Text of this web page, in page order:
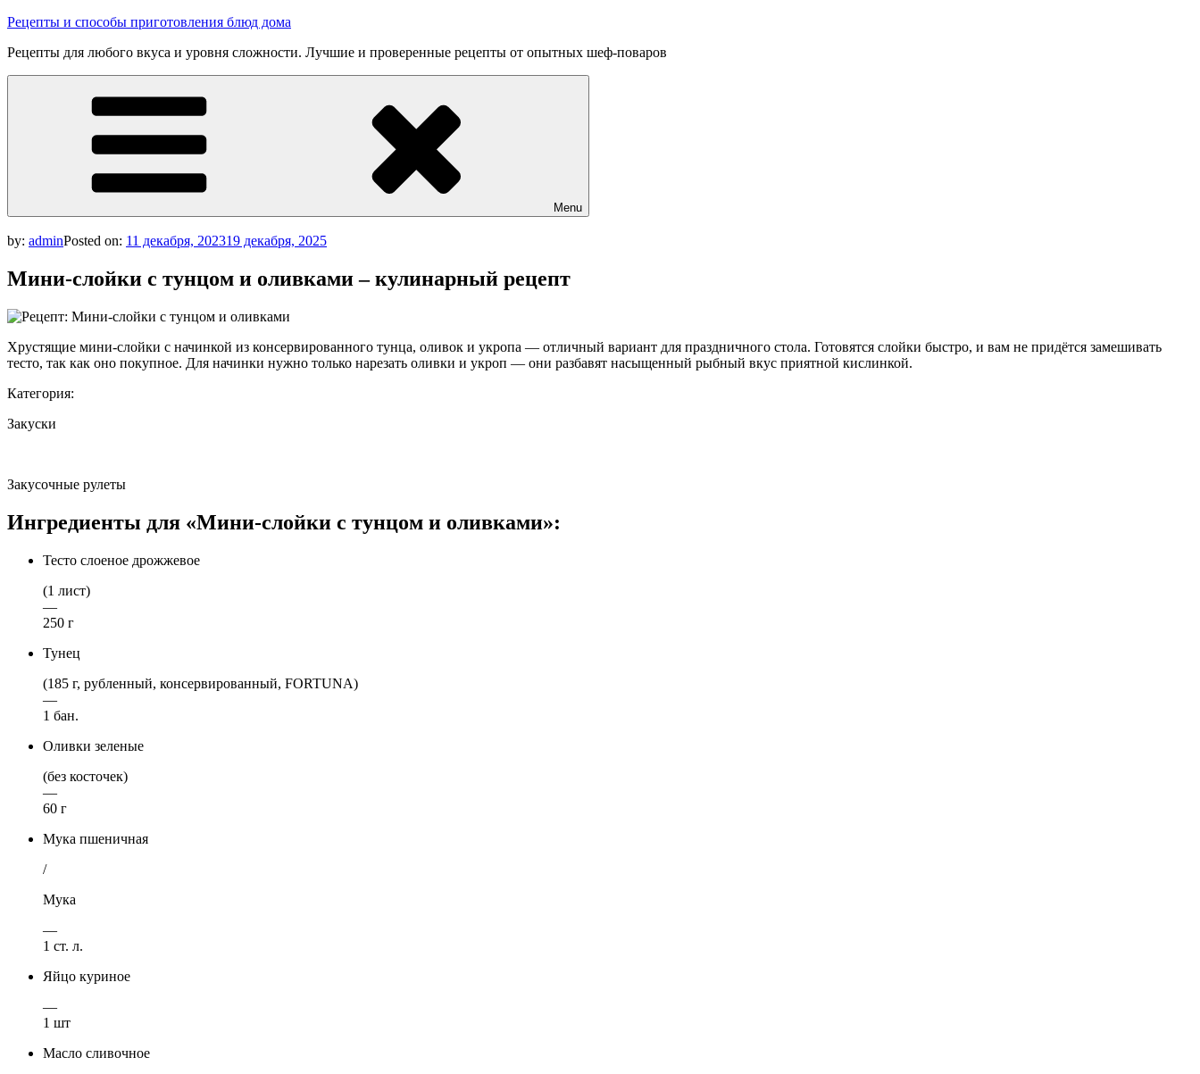
Skip
content
Рецепты и способы приготовления блюд дома
Рецепты для любого вкуса и уровня сложности. Лучшие и проверенные рецепты от опытных шеф-поваров
Menu
by: adminPosted on: 11 декабря, 202319 декабря, 2025
Мини-слойки с тунцом и оливками – кулинарный рецепт
Хрустящие мини-слойки с начинкой из консервированного тунца, оливок и укропа — отличный вариант для праздничного стола. Готовятся слойки быстро, и вам не придётся замешивать
тесто, так как оно покупное. Для начинки нужно только нарезать оливки и укроп — они разбавят насыщенный рыбный вкус приятной кислинкой.
Категория:
Закуски
Закусочные рулеты
Ингредиенты для «Мини-слойки с тунцом и оливками»:
Тесто слоеное дрожжевое
(1 лист)
—
250 г
Тунец
(185 г, рубленный, консервированный, FORTUNA)
—
1 бан.
Оливки зеленые
(без косточек)
—
60 г
Мука пшеничная
/
Мука
—
1 ст. л.
Яйцо куриное
—
1 шт
Масло сливочное